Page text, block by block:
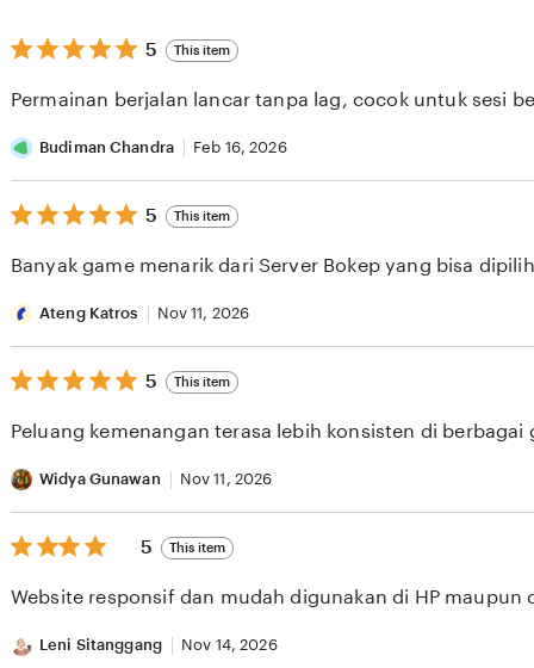
5
out
5
5 This item
Permainan berjalan lancar tanpa lag, cocok untuk sesi
Budiman Chandra Feb 16, 2026
5
out
5
5 This item
Banyak game menarik dari Server Bokep yang bisa
Ateng Katros Nov 11, 2026
5
out
5
5 This item
Peluang kemenangan terasa lebih konsisten di berbagai
Widya Gunawan Nov 11, 2026
5
out
5
5 This item
Website responsif dan mudah digunakan di HP maupun
Leni Sitanggang Nov 14, 2026